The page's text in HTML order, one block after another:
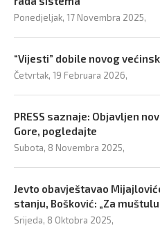
Ponedjeljak, 17 Novembra 2025,
“Vijesti” dobile novog
Četvrtak, 19 Februara 2026,
PRESS saznaje: Objavljen
Gore, pogledajte
Subota, 8 Novembra 2025,
Jevto obavještavao
stanju, Bošković: „Za
Srijeda, 8 Oktobra 2025,